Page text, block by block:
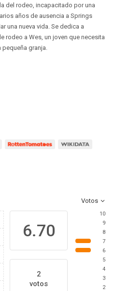
del rodeo, incapacitado por una
años de ausencia a Springs
una nueva vida. Se dedica a
rodeo a Wes, un joven que necesita
pequeña granja.
Votos
6.70
2
votos
10
9
8
7
6
5
4
3
2